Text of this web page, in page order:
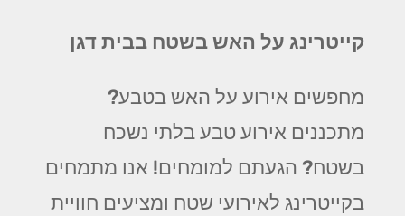
קייטרינג על האש בשטח בבית דגן
מחפשים אירוע על האש בטבע?
מתכננים אירוע טבע בלתי נשכח
בשטח? הגעתם למומחים! אנו מתמחים
בקייטרינג לאירועי שטח ומציעים חוויית